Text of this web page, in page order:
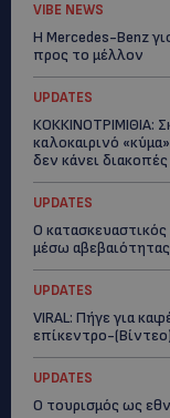
VIBE NEWS
Η Mercedes-Benz
προς το μέλλον
UPDATES
ΚΟΚΚΙΝΟΤΡΙΜΙΘΙΑ:
καλοκαιρινό
δεν κάνει διακοπές
UPDATES
Ο
μέσω αβεβαιότητας
UPDATES
VIRAL: Πήγε για
επίκεντρο-(Βίντεο)
UPDATES
Ο τουρισμός ως